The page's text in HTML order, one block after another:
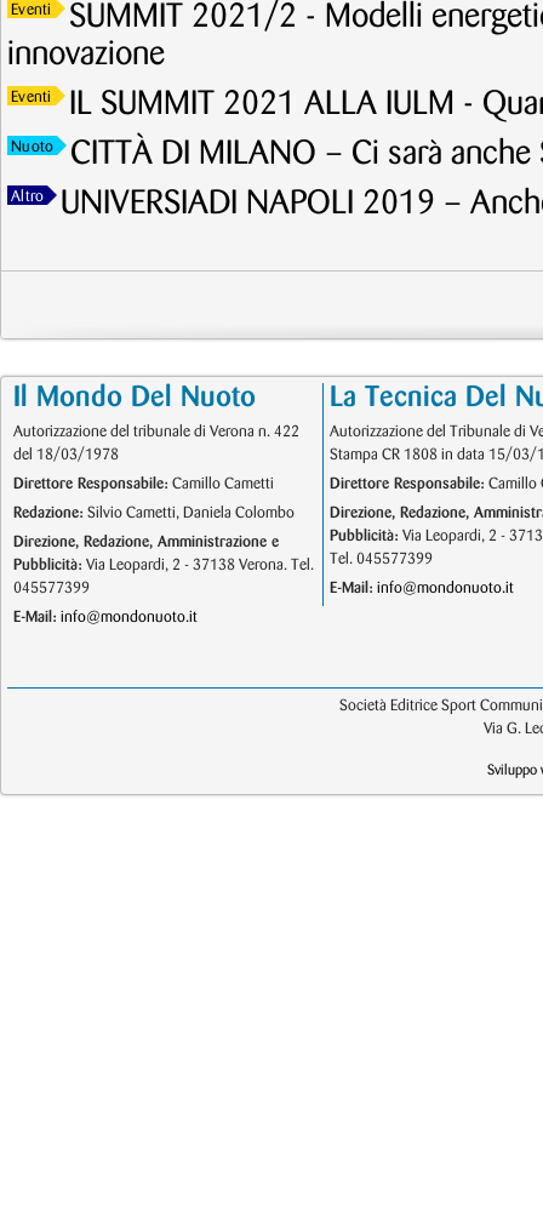
Eventi
SUMMIT 2021/2 - Modelli
innovazione
Eventi IL SUMMIT 2021 ALLA IULM -
Nuoto CITTÀ DI MILANO – Ci sarà anche
Altro UNIVERSIADI NAPOLI 2019 –
Il Mondo Del Nuoto
Autorizzazione del tribunale di Verona n. 422
del 18/03/1978
Direttore Responsabile: Camillo Cametti
Redazione: Silvio Cametti, Daniela Colombo
Direzione, Redazione, Amministrazione e
Pubblicità: Via Leopardi, 2 - 37138 Verona. Tel.
045577399
E-Mail: info@mondonuoto.it
La Tecnica Del
Autorizzazione del Tribunale di
Stampa CR 1808 in data 15/03/
Direttore Responsabile: Camillo
Direzione, Redazione,
Pubblicità: Via Leopardi, 2 -
Tel. 045577399
E-Mail: info@mondonuoto.it
Società Editrice Sport
Via G.
Sviluppo